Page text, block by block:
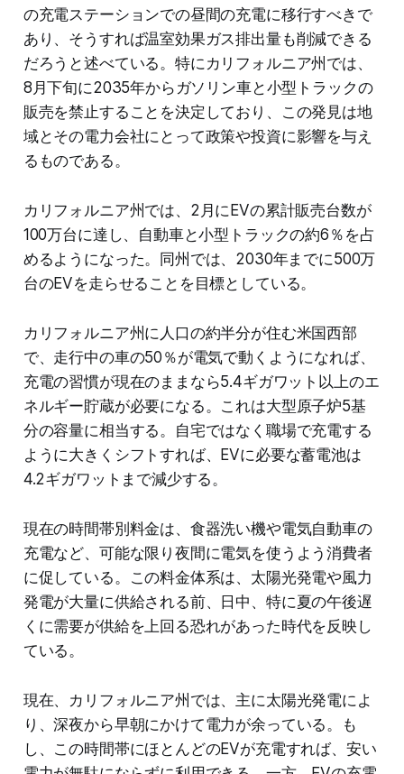
の充電ステーションでの昼間の充電に移行すべきで
あり、そうすれば温室効果ガス排出量も削減できる
だろうと述べている。特にカリフォルニア州では、
8月下旬に2035年からガソリン車と小型トラックの
販売を禁止することを決定しており、この発見は地
域とその電力会社にとって政策や投資に影響を与え
るものである。
カリフォルニア州では、2月にEVの累計販売台数が
100万台に達し、自動車と小型トラックの約6％を占
めるようになった。同州では、2030年までに500万
台のEVを走らせることを目標としている。
カリフォルニア州に人口の約半分が住む米国西部
で、走行中の車の50％が電気で動くようになれば、
充電の習慣が現在のままなら5.4ギガワット以上のエ
ネルギー貯蔵が必要になる。これは大型原子炉5基
分の容量に相当する。自宅ではなく職場で充電する
ように大きくシフトすれば、EVに必要な蓄電池は
4.2ギガワットまで減少する。
現在の時間帯別料金は、食器洗い機や電気自動車の
充電など、可能な限り夜間に電気を使うよう消費者
に促している。この料金体系は、太陽光発電や風力
発電が大量に供給される前、日中、特に夏の午後遅
くに需要が供給を上回る恐れがあった時代を反映し
ている。
現在、カリフォルニア州では、主に太陽光発電によ
り、深夜から早朝にかけて電力が余っている。も
し、この時間帯にほとんどのEVが充電すれば、安い